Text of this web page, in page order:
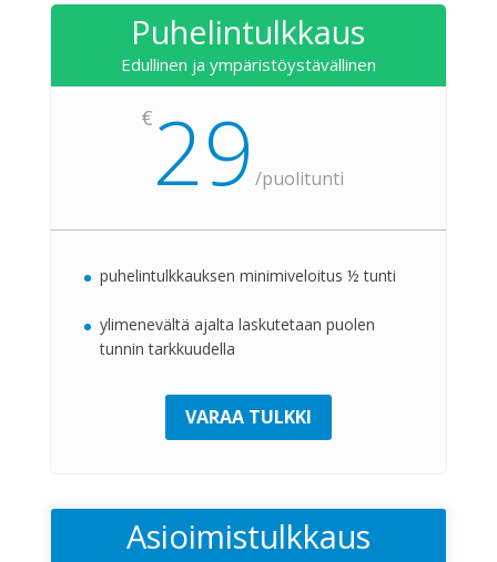
Puhelintulkkaus
Edullinen ja ympäristöystävällinen
€ 29 /puolitunti
puhelintulkkauksen minimiveloitus ½ tunti
ylimenevältä ajalta laskutetaan puolen
tunnin tarkkuudella
VARAA TULKKI
Asioimistulkkaus